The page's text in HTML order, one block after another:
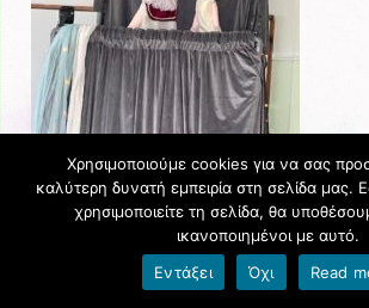
Χρησιμοποιούμε cookies για να σας
καλύτερη δυνατή εμπειρία στη σελίδα μας.
χρησιμοποιείτε τη σελίδα, θα
ικανοποιημένοι με αυτό.
Εντάξει
Όχι Read